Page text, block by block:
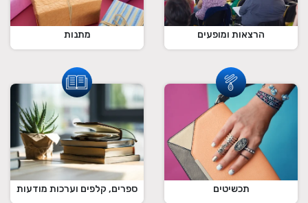
הרצאות ומופעים מתנות
תכשיטים ספרים, קלפים וערכות מודעות